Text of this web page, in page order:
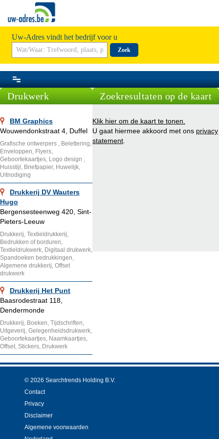
Uw-Adres vindt het bedrijf voor u
Zoek
Drukwerk
BM Graphics
Wouwendonkstraat 4, Duffel
Grafische ontwerpers , Belettering,
Enveloppen, Flyers,
Geboortekaartjes, Logo design ,
Huisstijl, Briefpapier, Huwelijk,
Uitnodiging
Drukkerij DV Wauters
Hugo
Bergensesteenweg 420, Sint-
Pieters-Leeuw
Drukkerij, Textieldrukkerij,
Bedrukken of borduren,
Textieldrukwerk, Digitaal drukwerk,
Spandoeken bedrukkingen,
Algemene drukkerij, Offset
drukwerk
Drukkerij Het Punt
Baasrodestraat 118,
Dendermonde
Drukkerij, Boeken, Tijdschriften,
Uitgeverij, Gelegenheidsdrukwerk,
Geboortekaartjes, Naamkaartjes,
Offset, Stickers, Drukwerk
Zoekresultaten op de kaart
Klik hier om de kaart te tonen.
U gaat hiermee akkoord met ons privacy
statement
© 2026 Searchtrends Holding B.V.
Contact
Privacy
Disclaimer
Algemene voorwaarden